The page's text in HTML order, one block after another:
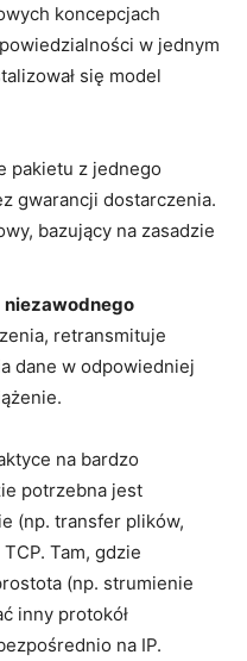
koncepcjach
w jednym
się model
pakietu z jednego
gwarancji dostarczenia.
bazujący na zasadzie
niezawodnego
retransmituje
dane w odpowiedniej
na bardzo
potrzebna jest
(np. transfer plików,
Tam, gdzie
(np. strumienie
inny protokół
na IP.